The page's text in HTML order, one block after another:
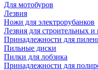
Для мотобуров
Лезвия
Ножи для электрорубанков
Лезвия для строительных
Принадлежности для
Пильные диски
Пилки для лобзика
Принадлежности для